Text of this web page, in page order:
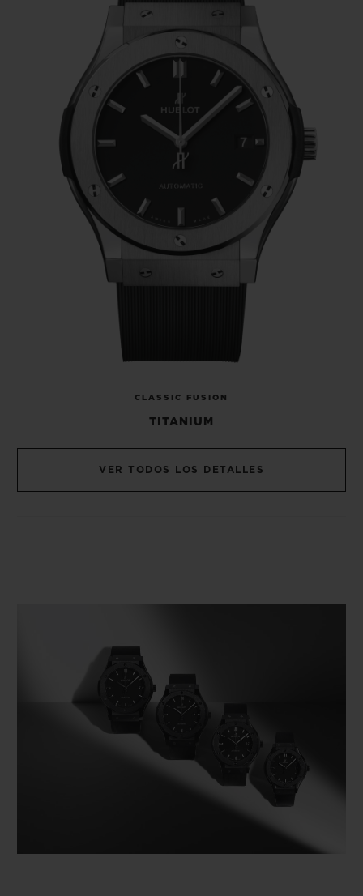
CLASSIC FUSION
TITANIUM
VER TODOS LOS DETALLES